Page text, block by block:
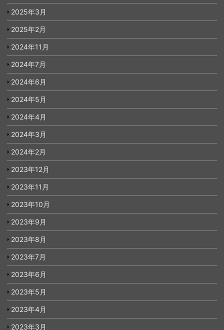
2025年3月
2025年2月
2024年11月
2024年7月
2024年6月
2024年5月
2024年4月
2024年3月
2024年2月
2023年12月
2023年11月
2023年10月
2023年9月
2023年8月
2023年7月
2023年6月
2023年5月
2023年4月
2023年3月